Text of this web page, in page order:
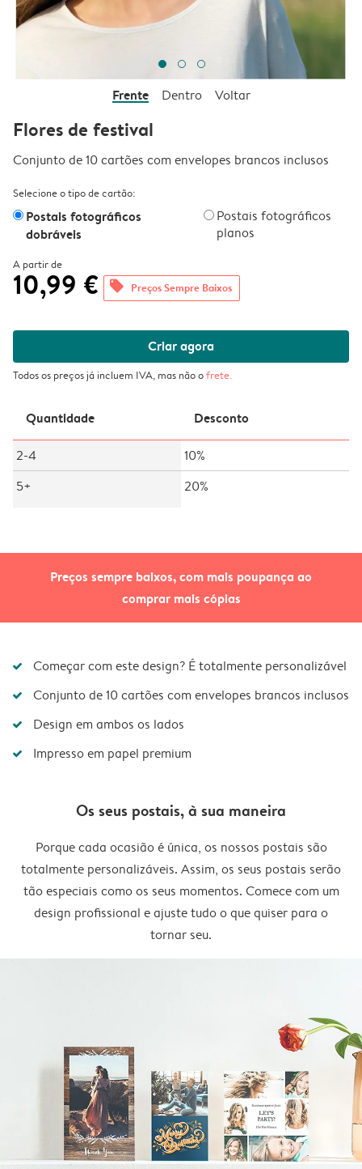
Preços sempre baixos, com mais poupança ao
comprar mais cópias
Frente Dentro Voltar
Flores de festival
Conjunto de 10 cartões com envelopes brancos inclusos
Selecione o tipo de cartão:
Postais fotográficos
dobráveis
Postais fotográficos
planos
A partir de
10,99 € offers Preços Sempre Baixos
Criar agora
Todos os preços já incluem IVA, mas não ofrete.
Quantidade Desconto
2-4
10%
5+
20%
Começar com este design? É totalmente personalizável
Conjunto de 10 cartões com envelopes brancos inclusos
Design em ambos os lados
Impresso em papel premium
Os seus postais, à sua maneira
Porque cada ocasião é única, os nossos postais são
totalmente personalizáveis. Assim, os seus postais serão
tão especiais como os seus momentos. Comece com um
design profissional e ajuste tudo o que quiser para o
tornar seu.